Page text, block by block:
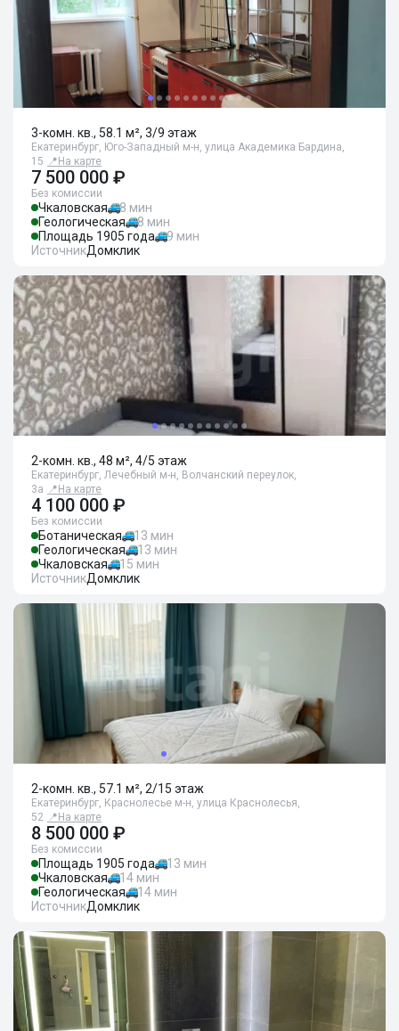
3-комн. кв., 58.1 м², 3/9 этаж
Екатеринбург, Юго-Западный м-н, улица Академика Бардина,
15 📍 На карте
7 500 000 ₽
Без комиссии
Чкаловская
8 мин
Геологическая
8 мин
Площадь 1905 года
9 мин
ИсточникДомклик
2-комн. кв., 48 м², 4/5 этаж
Екатеринбург, Лечебный м-н, Волчанский переулок,
3а 📍 На карте
4 100 000 ₽
Без комиссии
Ботаническая
13 мин
Геологическая
13 мин
Чкаловская
15 мин
ИсточникДомклик
2-комн. кв., 57.1 м², 2/15 этаж
Екатеринбург, Краснолесье м-н, улица Краснолесья,
52 📍 На карте
8 500 000 ₽
Без комиссии
Площадь 1905 года
13 мин
Чкаловская
14 мин
Геологическая
14 мин
ИсточникДомклик